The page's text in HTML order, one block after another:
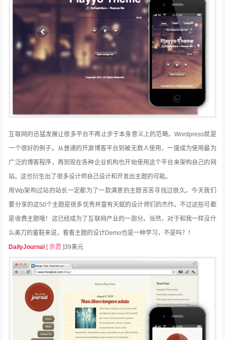
互联网的迅猛发展让很多平台不再止步于本身意义上的范畴。Wordpress就是
一个很好的例子。从普通的开源博客平台到被无数人使用，一度成为使用最为
广泛的博客程序，再到现在各种企业机构也开始使用这个平台来架构自己的网
站。这也衍生出了很多设计师自己设计和开发出主题的可能。
用Wp架构过站的站长一定都为了一款满意的主题苦苦寻找过很久。今天我们
要分享的这50个主题是很多优秀并富有天赋的设计师们的杰作。不过这些可都
是收费主题哦！这已经成为了互联网产业的一部分。当然，对于和我一样没什
么美刀的童鞋来说，看看主题的设计Demo也是一种学习，不是吗？！
DailyJournal [示范 ]39美元